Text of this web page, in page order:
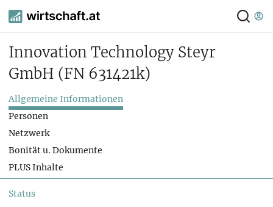
Innovation Technology Steyr
GmbH (FN 631421k)
Allgemeine Informationen
Personen
Netzwerk
Bonität u. Dokumente
PLUS Inhalte
Status